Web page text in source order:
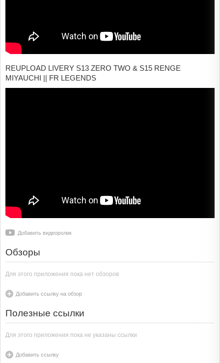
REUPLOAD LIVERY S13 ZERO TWO & S15 RENGE
MIYAUCHI || FR LEGENDS
Добавить видеоролик
Обзоры
Для этого приложения пока нет обзоров
Добавить ссылку на обзор
Полезные ссылки
Для этого приложения пока не указаны ссылки
Добавить ссылку